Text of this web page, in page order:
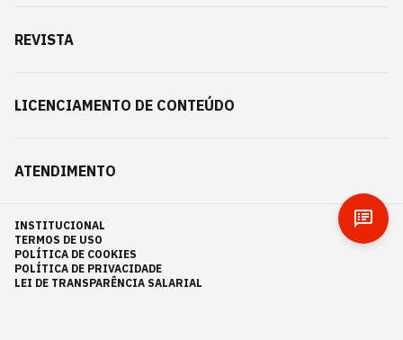
REVISTA
LICENCIAMENTO DE CONTEÚDO
ATENDIMENTO
INSTITUCIONAL
TERMOS DE USO
POLÍTICA DE COOKIES
POLÍTICA DE PRIVACIDADE
LEI DE TRANSPARÊNCIA SALARIAL